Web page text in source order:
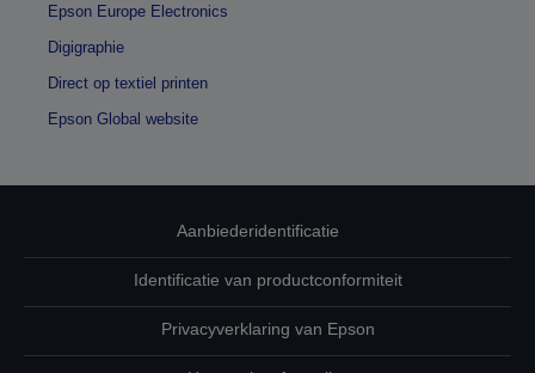
Epson Europe Electronics
Digigraphie
Direct op textiel printen
Epson Global website
Aanbiederidentificatie
Identificatie van productconformiteit
Privacyverklaring van Epson